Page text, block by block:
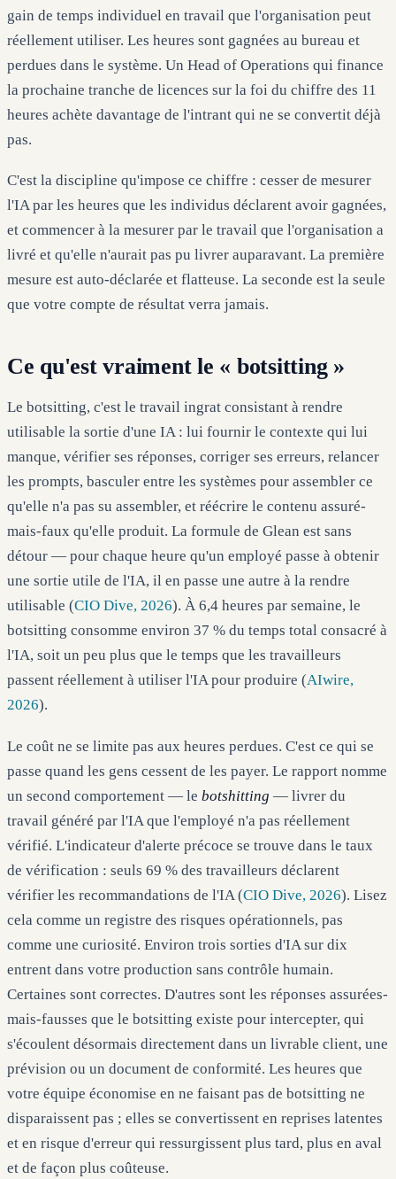
gain de temps individuel en travail que l'organisation peut
réellement utiliser. Les heures sont gagnées au bureau et
perdues dans le système. Un Head of Operations qui finance
la prochaine tranche de licences sur la foi du chiffre des 11
heures achète davantage de l'intrant qui ne se convertit déjà
pas.
C'est la discipline qu'impose ce chiffre : cesser de mesurer
l'IA par les heures que les individus déclarent avoir gagnées,
et commencer à la mesurer par le travail que l'organisation a
livré et qu'elle n'aurait pas pu livrer auparavant. La première
mesure est auto-déclarée et flatteuse. La seconde est la seule
que votre compte de résultat verra jamais.
Ce qu'est vraiment le « botsitting »
Le botsitting, c'est le travail ingrat consistant à rendre
utilisable la sortie d'une IA : lui fournir le contexte qui lui
manque, vérifier ses réponses, corriger ses erreurs, relancer
les prompts, basculer entre les systèmes pour assembler ce
qu'elle n'a pas su assembler, et réécrire le contenu assuré-
mais-faux qu'elle produit. La formule de Glean est sans
détour — pour chaque heure qu'un employé passe à obtenir
une sortie utile de l'IA, il en passe une autre à la rendre
utilisable (CIO Dive, 2026). À 6,4 heures par semaine, le
botsitting consomme environ 37 % du temps total consacré à
l'IA, soit un peu plus que le temps que les travailleurs
passent réellement à utiliser l'IA pour produire (AIwire,
2026).
Le coût ne se limite pas aux heures perdues. C'est ce qui se
passe quand les gens cessent de les payer. Le rapport nomme
un second comportement — le botshitting — livrer du
travail généré par l'IA que l'employé n'a pas réellement
vérifié. L'indicateur d'alerte précoce se trouve dans le taux
de vérification : seuls 69 % des travailleurs déclarent
vérifier les recommandations de l'IA (CIO Dive, 2026). Lisez
cela comme un registre des risques opérationnels, pas
comme une curiosité. Environ trois sorties d'IA sur dix
entrent dans votre production sans contrôle humain.
Certaines sont correctes. D'autres sont les réponses assurées-
mais-fausses que le botsitting existe pour intercepter, qui
s'écoulent désormais directement dans un livrable client, une
prévision ou un document de conformité. Les heures que
votre équipe économise en ne faisant pas de botsitting ne
disparaissent pas ; elles se convertissent en reprises latentes
et en risque d'erreur qui ressurgissent plus tard, plus en aval
et de façon plus coûteuse.